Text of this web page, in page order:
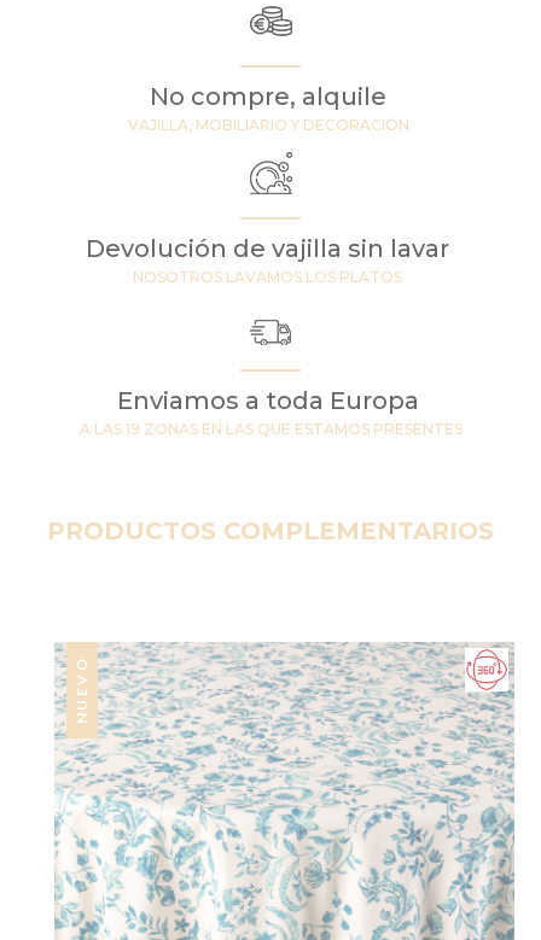
No compre, alquile
VAJILLA, MOBILIARIO Y DECORACIÓN
Devolución de vajilla sin lavar
NOSOTROS LAVAMOS LOS PLATOS
Enviamos a toda Europa
A LAS 19 ZONAS EN LAS QUE ESTAMOS PRESENTES
PRODUCTOS COMPLEMENTARIOS
NUEVO